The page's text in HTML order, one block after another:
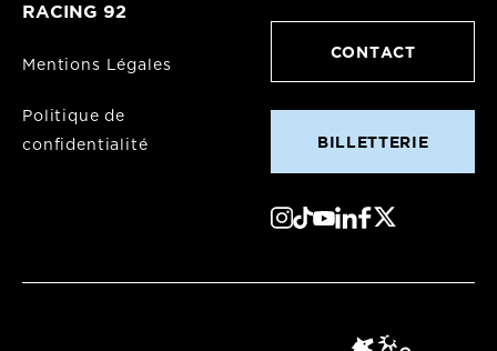
RACING 92
Mentions Légales
Politique de
confidentialité
CONTACT
BILLETTERIE